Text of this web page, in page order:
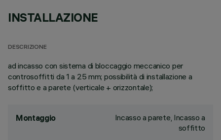
INSTALLAZIONE
DESCRIZIONE
ad incasso con sistema di bloccaggio meccanico per
controsoffitti da 1 a 25 mm; possibilità di installazione a
soffitto e a parete (verticale + orizzontale);
Montaggio
Incasso a parete, Incasso a
soffitto